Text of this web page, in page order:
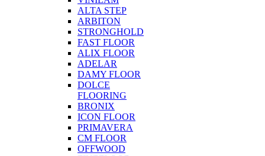
ALTA STEP
ARBITON
STRONGHOLD
FAST FLOOR
ALIX FLOOR
ADELAR
DAMY FLOOR
DOLCE
FLOORING
BRONIX
ICON FLOOR
PRIMAVERA
CM FLOOR
OFFWOOD